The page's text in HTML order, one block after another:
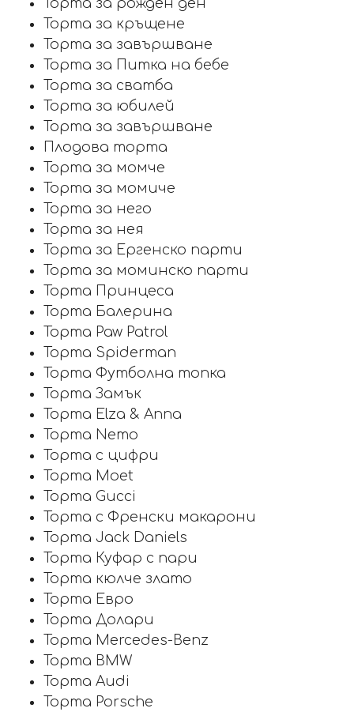
Торта за рожден ден
Торта за кръщене
Торта за завършване
Торта за Питка на бебе
Торта за сватба
Торта за юбилей
Торта за завършване
Плодова торта
Торта за момче
Торта за момиче
Торта за него
Торта за нея
Торта за Ергенско парти
Торта за моминско парти
Торта Принцеса
Торта Балерина
Торта Paw Patrol
Торта Spiderman
Торта Футболна топка
Торта Замък
Торта Elza & Anna
Торта Nemo
Торта с цифри
Торта Moet
Торта Gucci
Торта с Френски макарони
Торта Jack Daniels
Торта Куфар с пари
Торта кюлче злато
Торта Евро
Торта Долари
Торта Mercedes-Benz
Торта BMW
Торта Audi
Торта Porsche